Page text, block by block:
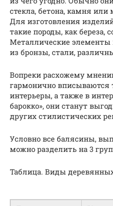
стекла, бетона, камня или
Для изготовления
такие породы, как береза,
Металлические
из бронзы, стали,
Вопреки расхожему
гармонично вписываются
интерьеры, а также в
барокко», они станут
других стилистических
Условно все балясины,
можно разделить на 3
Таблица. Виды